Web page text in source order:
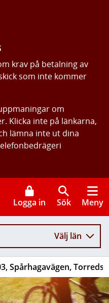
krav på betalning av
som inte kommer
om
Klicka inte på länkarna,
lämna inte ut dina
Logga in Sök Meny
Välj län
Spårhagavägen,